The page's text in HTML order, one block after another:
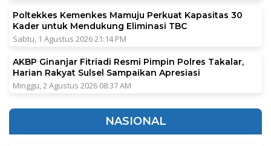
Poltekkes Kemenkes Mamuju Perkuat Kapasitas 30
Kader untuk Mendukung Eliminasi TBC
Sabtu, 1 Agustus 2026 21:14 PM
AKBP Ginanjar Fitriadi Resmi Pimpin Polres Takalar,
Harian Rakyat Sulsel Sampaikan Apresiasi
Minggu, 2 Agustus 2026 08:37 AM
NASIONAL